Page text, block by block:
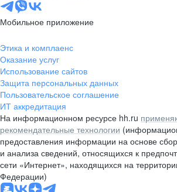
Мобильное приложение
Этика и комплаенс
Оказание услуг
Использование сайтов
Защита персональных данных
Пользовательское соглашение
ИТ аккредитация
На информационном ресурсе hh.ru
рекомендательные технологии
предоставления информации на основе
и анализа сведений, относящихся к
сети «Интернет», находящихся на
Федерации)